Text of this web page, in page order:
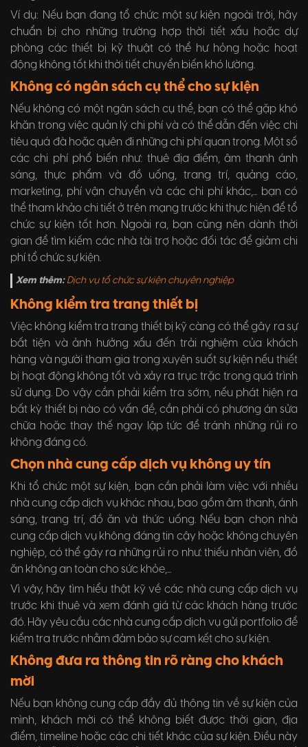
Ví dụ: Nếu bạn đang tổ chức một sự kiện ngoài trời, hãy
chuẩn bị cho những trường hợp thời tiết xấu hoặc dự
phòng các thiết bị kỹ thuật có thể hư hỏng hoặc hoạt
động không tốt khi thời tiết chuyển biến khó lường.
Không có ngân sách cụ thể cho sự kiện
Nếu không có một ngân sách cụ thể, bạn có thể gặp khó
khăn trong việc quản lý chi phí và có thể dẫn đến việc chi
tiêu quá đà hoặc quên đi những chi phí quan trọng. Một số
các chi phí phổ biến như: thuê địa điểm, âm thanh ánh
sáng, thực phẩm và đồ uống, trang trí, quảng cáo,
marketing, phí vận chuyển và các chi phí khác,... bạn có
thể tham khảo chi tiết ở trên mạng trước khi thực hiện để tổ
chức sự kiện tốt hơn. Ngoài ra, bạn cũng nên dành thời
gian để tìm kiếm các nhà tài trợ hoặc đối tác để giảm chi
phí tổ chức sự kiện.
Xem thêm: Dịch vụ tổ chức sự kiện chuyên nghiệp
Không kiểm tra trang thiết bị
Việc không kiểm tra trang thiết bị kỹ càng có thể gây ra sự
bất tiện và ảnh hưởng xấu đến trải nghiệm của khách
hàng và người tham gia trong xuyên suốt sự kiện nếu thiết
bị hoạt động không tốt và xảy ra trục trặc trong quá trình
sử dụng. Do vậy cần phải kiểm tra sớm, nếu phát hiện ra
bất kỳ thiết bị nào có vấn đề, cần phải có phương án sửa
chữa hoặc thay thế ngay lập tức để tránh những rủi ro
không đáng có.
Chọn nhà cung cấp dịch vụ không uy tín
Khi tổ chức một sự kiện, bạn cần phải làm việc với nhiều
nhà cung cấp dịch vụ khác nhau, bao gồm âm thanh, ánh
sáng, trang trí, đồ ăn và thức uống. Nếu bạn chọn nhà
cung cấp dịch vụ không đáng tin cậy hoặc không chuyên
nghiệp, có thể gây ra những rủi ro như: thiếu nhân viên, đồ
ăn không an toàn cho sức khỏe,...
Vì vậy, hãy tìm hiểu thật kỹ về các nhà cung cấp dịch vụ
trước khi thuê và xem đánh giá từ các khách hàng trước
đó. Hãy yêu cầu các nhà cung cấp dịch vụ gửi portfolio để
kiểm tra trước nhằm đảm bảo sự cam kết cho sự kiện.
Không đưa ra thông tin rõ ràng cho khách
mời
Nếu bạn không cung cấp đầy đủ thông tin về sự kiện của
mình, khách mời có thể không biết được thời gian, địa
điểm, timeline hoặc các chi tiết khác của sự kiện. Điều này